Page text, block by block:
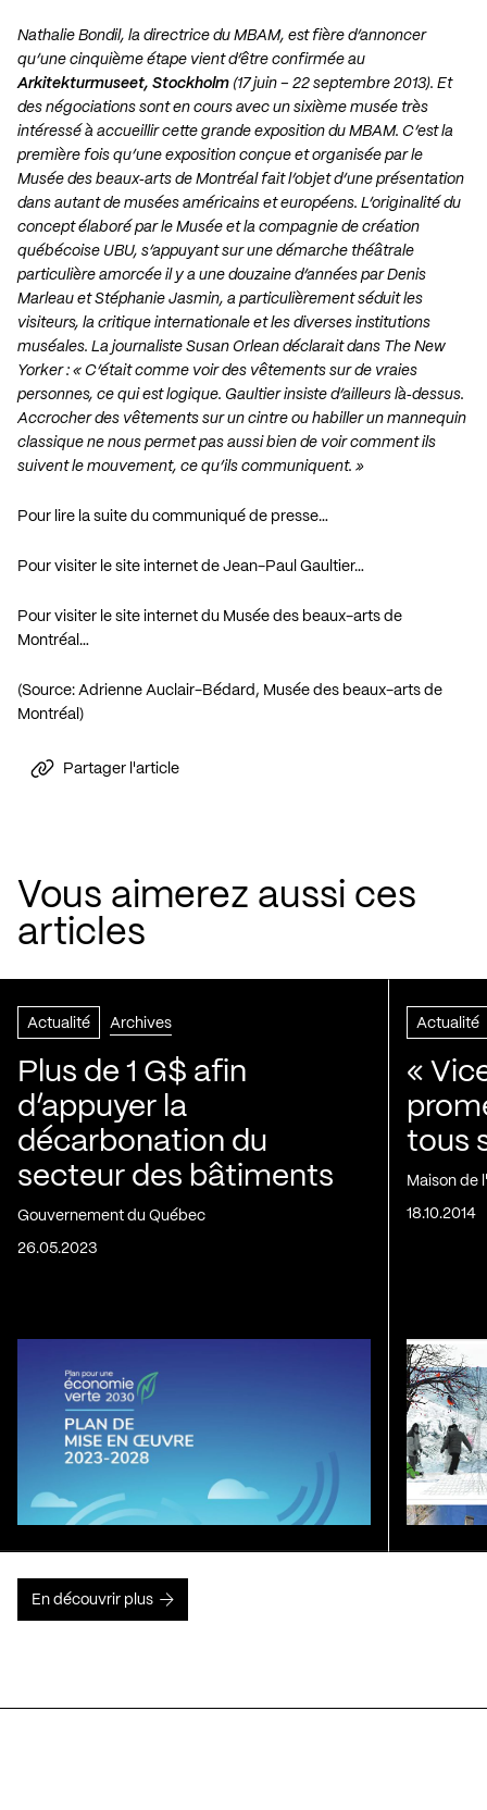
Nathalie Bondil, la directrice du MBAM, est fière d’annoncer
qu’une cinquième étape vient d’être confirmée au
Arkitekturmuseet, Stockholm (17 juin – 22 septembre 2013). Et
des négociations sont en cours avec un sixième musée très
intéressé à accueillir cette grande exposition du MBAM. C’est la
première fois qu’une exposition conçue et organisée par le
Musée des beaux‐arts de Montréal fait l’objet d’une présentation
dans autant de musées américains et européens. L’originalité du
concept élaboré par le Musée et la compagnie de création
québécoise UBU, s’appuyant sur une démarche théâtrale
particulière amorcée il y a une douzaine d’années par Denis
Marleau et Stéphanie Jasmin, a particulièrement séduit les
visiteurs, la critique internationale et les diverses institutions
muséales. La journaliste Susan Orlean déclarait dans The New
Yorker : « C’était comme voir des vêtements sur de vraies
personnes, ce qui est logique. Gaultier insiste d’ailleurs là‐dessus.
Accrocher des vêtements sur un cintre ou habiller un mannequin
classique ne nous permet pas aussi bien de voir comment ils
suivent le mouvement, ce qu’ils communiquent. »
Pour lire la suite du communiqué de presse…
Pour visiter le site internet de Jean-Paul Gaultier…
Pour visiter le site internet du Musée des beaux-arts de
Montréal…
(Source: Adrienne Auclair-Bédard, Musée des beaux-arts de
Montréal)
Partager l'article
Vous aimerez aussi ces
articles
Actualité Archives
Plus de 1 G$ afin
d’appuyer la
décarbonation du
secteur des bâtiments
Gouvernement du Québec
26.05.2023
Actualité
«
tous
Maison de
18.10.2014
En découvrir plus